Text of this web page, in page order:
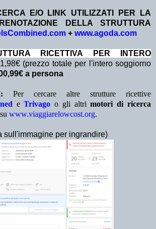
E/O LINK UTILIZZATI PER LA
DELLA STRUTTURA
+ www.agoda.com
RICETTIVA PER INTERO
(prezzo totale per l'intero soggiorno
a persona
Per cercare altre strutture ricettive
eTrivago o gli altrimotori di ricerca
www.viaggiarelowcost.org.
sull'immagine per ingrandire)